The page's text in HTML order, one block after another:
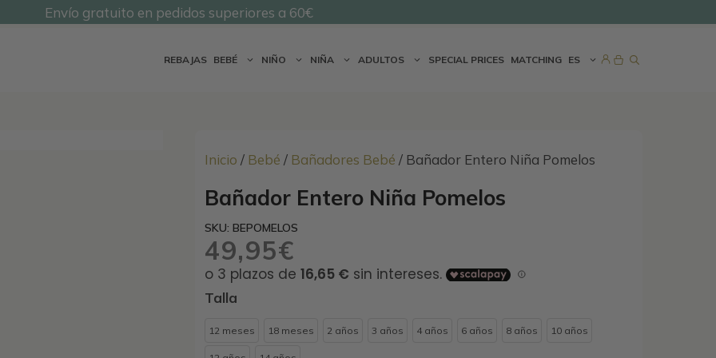
Envío gratuito en pedidos superiores a 60€
@undermonkeyskids
REBAJAS BEBÉ NIÑO NIÑA ADULTOS SPECIAL PRICES MATCHING ES
Inicio / Bebé / Bañadores Bebé / Bañador Entero Niña Pomelos
Bañador Entero Niña Pomelos
SKU: BEPOMELOS
49,95€
Talla
12 meses 18 meses 2 años 3 años 4 años 6 años 8 años 10 años